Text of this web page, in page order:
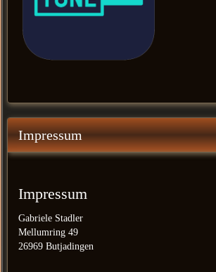
Impressum
Impressum
Gabriele Stadler
Mellumring 49
26969 Butjadingen